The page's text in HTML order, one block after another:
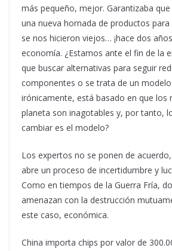
más pequeño, mejor. Garantizaba
una nueva hornada de productos
se nos hicieron viejos… ¡hace dos
economía. ¿Estamos ante el fin de la
que buscar alternativas para seguir
componentes o se trata de un
irónicamente, está basado en que los
planeta son inagotables y, por tanto,
cambiar es el modelo?
Los expertos no se ponen de
abre un proceso de incertidumbre y
Como en tiempos de la Guerra Fría,
amenazan con la destrucción
este caso, económica.
China importa chips por valor de